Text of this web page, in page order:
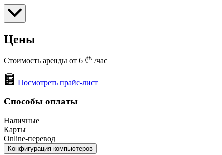
Цены
Стоимость аренды от 6 /час
Посмотреть прайс-лист
Способы оплаты
Наличные
Карты
Online-перевод
Конфигурация компьютеров